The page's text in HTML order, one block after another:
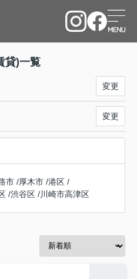
貸)一覧
変更
変更
市 /厚木市 /港区 /
/渋谷区 /川崎市高津区